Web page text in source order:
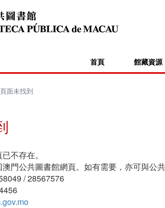
首頁 館藏資源
未找到
不存在。
澳門公共圖書館網頁。如有需要，亦可與公
/ 28567576